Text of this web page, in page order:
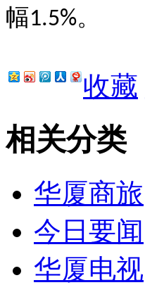
幅1.5%。
收藏
相关分类
华厦商旅
今日要闻
华厦电视